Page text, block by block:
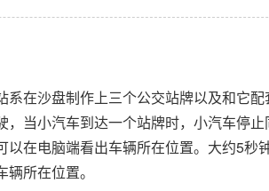
沙盘制作上三个公交站牌以及和它配
，当小汽车到达一个站牌时，小汽车停
以在电脑端看出车辆所在位置。大约5秒
所在位置。